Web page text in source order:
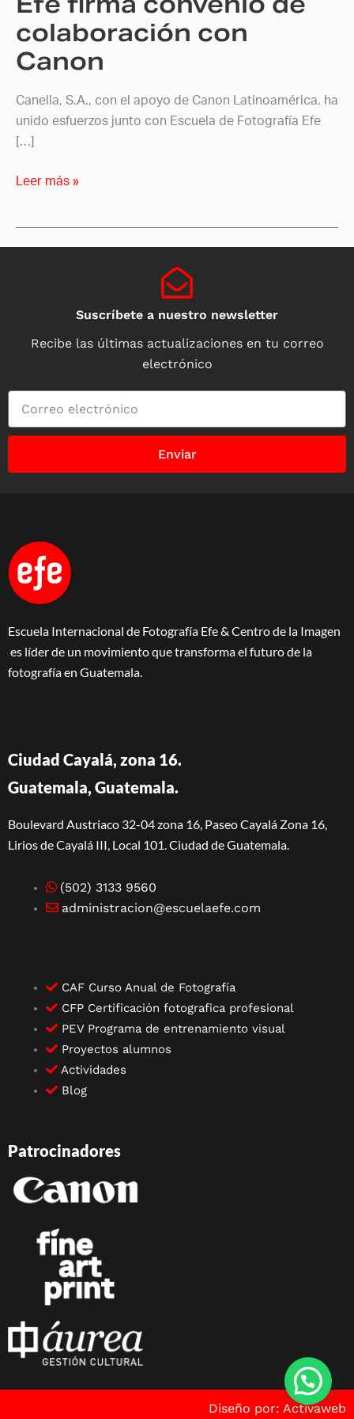
colaboración con
Canon
Canella, S.A., con el apoyo de Canon Latinoamérica, ha
unido esfuerzos junto con Escuela de Fotografía Efe
[…]
Leer más »
Suscríbete a nuestro newsletter
Recibe las últimas actualizaciones en tu correo
electrónico
Enviar
Escuela Internacional de Fotografía Efe & Centro de la Imagen
es líder de un movimiento que transforma el futuro de la
fotografía en Guatemala.
Ciudad Cayalá, zona 16.
Guatemala, Guatemala.
Boulevard Austriaco 32-04 zona 16, Paseo Cayalá Zona 16,
Lirios de Cayalá III, Local 101. Ciudad de Guatemala.
(502) 3133 9560
administracion@escuelaefe.com
CAF Curso Anual de Fotografía
CFP Certificación fotografica profesional
PEV Programa de entrenamiento visual
Proyectos alumnos
Actividades
Blog
Patrocinadores
Diseño por: Activaweb